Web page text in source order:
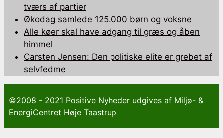
tværs af partier
Økodag samlede 125.000 børn og voksne
Alle køer skal have adgang til græs og åben
himmel
Carsten Jensen: Den politiske elite er grebet af
selvfedme
©2008 - 2021 Positive Nyheder udgives af Miljø- &
EnergiCentret Høje Taastrup